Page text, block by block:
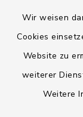
Wir weisen
Cookies
Website zu
weiterer
Weitere